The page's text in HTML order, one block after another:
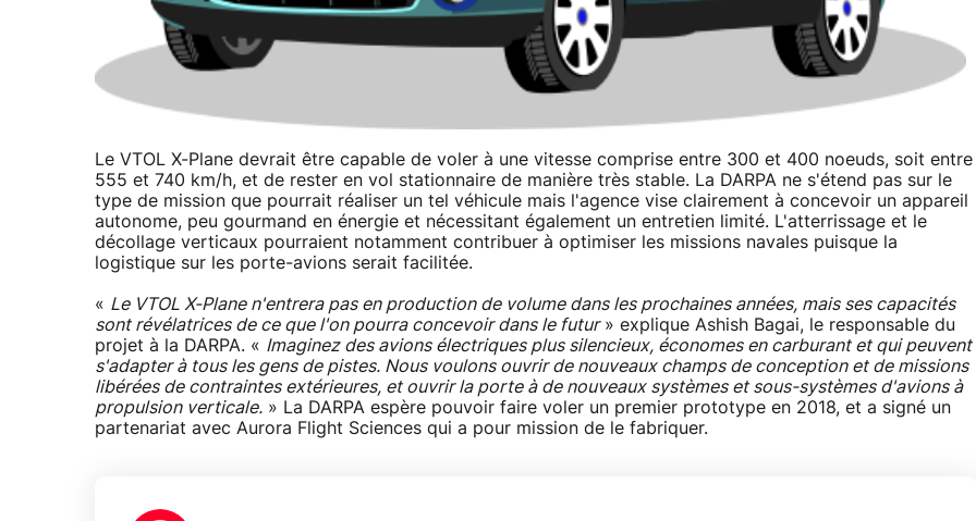
Le VTOL X-Plane devrait être capable de voler à une vitesse comprise entre 300 et 400 noeuds, soit entre
555 et 740 km/h, et de rester en vol stationnaire de manière très stable. La DARPA ne s'étend pas sur le
type de mission que pourrait réaliser un tel véhicule mais l'agence vise clairement à concevoir un appareil
autonome, peu gourmand en énergie et nécessitant également un entretien limité. L'atterrissage et le
décollage verticaux pourraient notamment contribuer à optimiser les missions navales puisque la
logistique sur les porte-avions serait facilitée.
« Le VTOL X-Plane n'entrera pas en production de volume dans les prochaines années, mais ses capacités
sont révélatrices de ce que l'on pourra concevoir dans le futur» explique Ashish Bagai, le responsable du
projet à la DARPA. « Imaginez des avions électriques plus silencieux, économes en carburant et qui peuvent
s'adapter à tous les gens de pistes. Nous voulons ouvrir de nouveaux champs de conception et de missions
libérées de contraintes extérieures, et ouvrir la porte à de nouveaux systèmes et sous-systèmes d'avions à
propulsion verticale. » La DARPA espère pouvoir faire voler un premier prototype en 2018, et a signé un
partenariat avec Aurora Flight Sciences qui a pour mission de le fabriquer.